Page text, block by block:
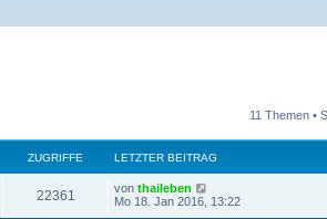
11 Themen •
ZUGRIFFE LETZTER BEITRAG
22361
L
e
von thaileben
Mo 18. Jan 2016, 13:22